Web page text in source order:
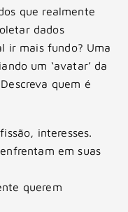
que realmente
dados
ir mais fundo? Uma
um ‘avatar’ da
quem é
interesses.
em suas
querem